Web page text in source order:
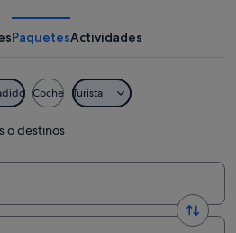
PaquetesActividades
Coche Turista
o destinos